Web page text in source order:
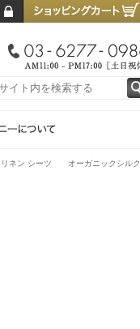
リネン シーツ オーガニックシルク